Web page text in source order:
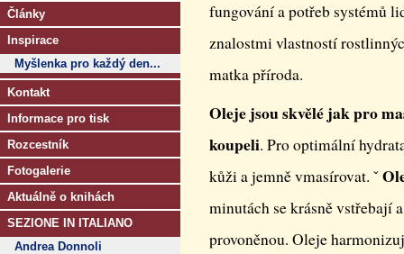
Články
Inspirace
Myšlenka pro každý den...
Kontakt
Informace pro tisk
Rozcestník
Fotogalerie
Aktuálně o knihách
SEZIONE IN ITALIANO
Andrea Donnoli
fungování a potřeb systémů
znalostmi vlastností
matka příroda.
Oleje jsou skvělé jak pro
koupeli. Pro optimální
kůži a jemně vmasírovat. ˇ
minutách se krásně vstřebají
provoněnou. Oleje